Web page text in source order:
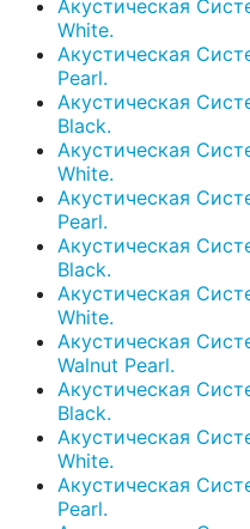
Акустическая
White.
Акустическая
Pearl.
Акустическая
Black.
Акустическая
White.
Акустическая
Pearl.
Акустическая
Black.
Акустическая
White.
Акустическая
Walnut Pearl.
Акустическая
Black.
Акустическая
White.
Акустическая
Pearl.